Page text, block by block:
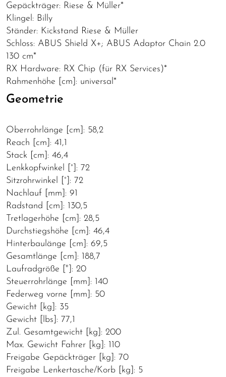
Gepäckträger: Riese & Müller*
Klingel: Billy
Ständer: Kickstand Riese & Müller
Schloss: ABUS Shield X+; ABUS Adaptor Chain 2.0
130 cm*
RX Hardware: RX Chip (für RX Services)*
Rahmenhöhe [cm]: universal*
Geometrie
Oberrohrlänge [cm]: 58,2
Reach [cm]: 41,1
Stack [cm]: 46,4
Lenkkopfwinkel [°]: 72
Sitzrohrwinkel [°]: 72
Nachlauf [mm]: 91
Radstand [cm]: 130,5
Tretlagerhöhe [cm]: 28,5
Durchstiegshöhe [cm]: 46,4
Hinterbaulänge [cm]: 69,5
Gesamtlänge [cm]: 188,7
Laufradgröße ["]: 20
Steuerrohrlänge [mm]: 140
Federweg vorne [mm]: 50
Gewicht [kg]: 35
Gewicht [lbs]: 77,1
Zul. Gesamtgewicht [kg]: 200
Max. Gewicht Fahrer [kg]: 110
Freigabe Gepäckträger [kg]: 70
Freigabe Lenkertasche/Korb [kg]: 5